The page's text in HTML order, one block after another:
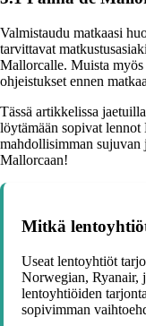
Valmistaudu matkaasi
tarvittavat
Mallorcalle. Muista myös
ohjeistukset ennen
Tässä artikkelissa
löytämään sopivat lennot
mahdollisimman sujuvan
Mallorcaan!
Mitkä
Useat lentoyhtiöt
Norwegian, Ryanair,
lentoyhtiöiden
sopivimman